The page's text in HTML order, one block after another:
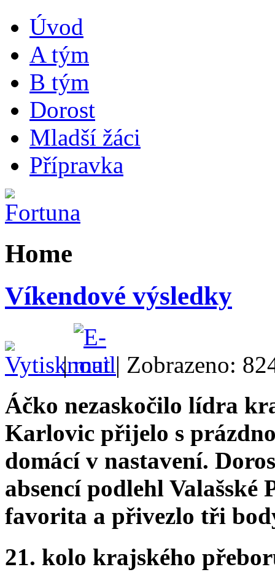
Úvod
A tým
B tým
Dorost
Mladší žáci
Přípravka
Home
Víkendové výsledky
|
| Zobrazeno:
Áčko nezaskočilo lídra
Karlovic přijelo s
domácí v nastavení.
absencí podlehl
favorita a přivezlo tři
21. kolo krajského